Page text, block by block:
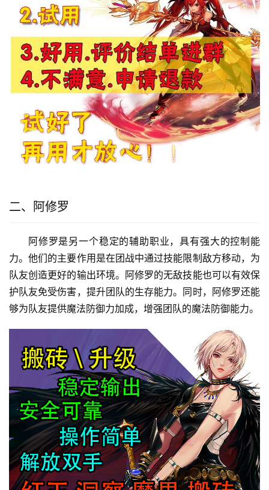
二、阿修罗
阿修罗是另一个稳定的辅助职业，具有强大的控制能
力。他们的主要作用是在团战中通过技能限制敌方移动，为
队友创造更好的输出环境。阿修罗的无敌技能也可以有效保
护队友免受伤害，提升团队的生存能力。同时，阿修罗还能
够为队友提供魔法防御力加成，增强团队的魔法防御能力。